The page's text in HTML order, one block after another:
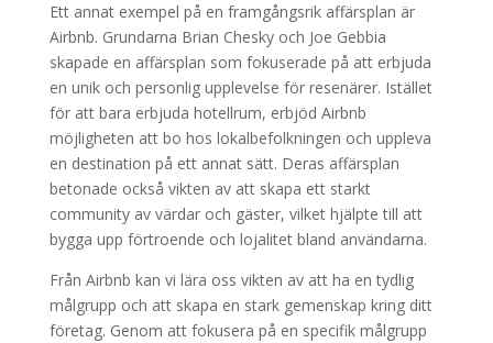
Ett annat exempel på en framgångsrik affärsplan är
Airbnb. Grundarna Brian Chesky och Joe Gebbia
skapade en affärsplan som fokuserade på att erbjuda
en unik och personlig upplevelse för resenärer. Istället
för att bara erbjuda hotellrum, erbjöd Airbnb
möjligheten att bo hos lokalbefolkningen och uppleva
en destination på ett annat sätt. Deras affärsplan
betonade också vikten av att skapa ett starkt
community av värdar och gäster, vilket hjälpte till att
bygga upp förtroende och lojalitet bland användarna.
Från Airbnb kan vi lära oss vikten av att ha en tydlig
målgrupp och att skapa en stark gemenskap kring ditt
företag. Genom att fokusera på en specifik målgrupp